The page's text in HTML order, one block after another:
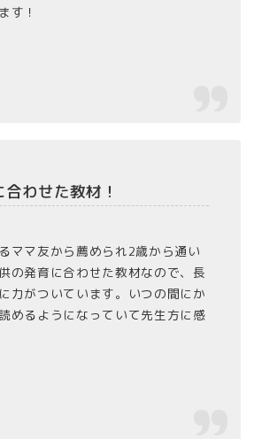
す！
わせた教材！
ママ友から薦められ2歳から通い
の発育に合わせた教材なので、長
力がついています。いつの間にか
めるようになっていて先生方に感